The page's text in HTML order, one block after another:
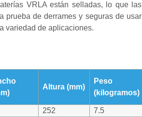
VRLA están selladas, lo que las
prueba de derrames y seguras de usar
variedad de aplicaciones.
Altura (mm)
Peso
(kilogramos)
252
7.5